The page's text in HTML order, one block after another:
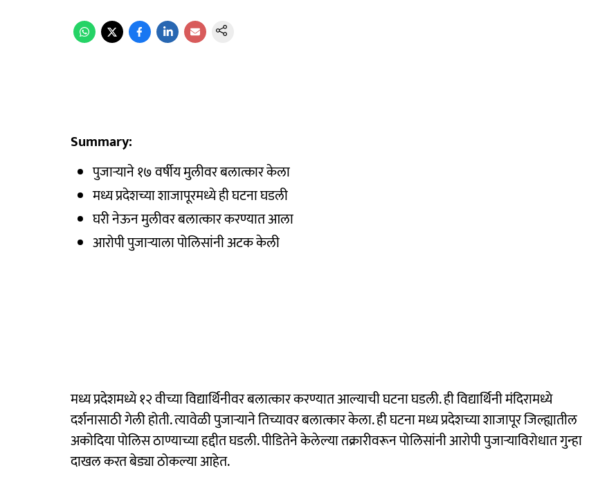
Summary:
पुजाऱ्याने १७ वर्षीय मुलीवर बलात्कार केला
मध्य प्रदेशच्या शाजापूरमध्ये ही घटना घडली
घरी नेऊन मुलीवर बलात्कार करण्यात आला
आरोपी पुजाऱ्याला पोलिसांनी अटक केली
मध्य प्रदेशमध्ये १२ वीच्या विद्यार्थिनीवर बलात्कार करण्यात आल्याची घटना घडली. ही विद्यार्थिनी मंदिरामध्ये
दर्शनासाठी गेली होती. त्यावेळी पुजाऱ्याने तिच्यावर बलात्कार केला. ही घटना मध्य प्रदेशच्या शाजापूर जिल्ह्यातील
अकोदिया पोलिस ठाण्याच्या हद्दीत घडली. पीडितेने केलेल्या तक्रारीवरून पोलिसांनी आरोपी पुजाऱ्याविरोधात गुन्हा
दाखल करत बेड्या ठोकल्या आहेत.